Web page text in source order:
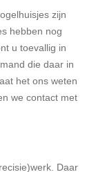
zijn
hebben nog
u toevallig in
die daar in
het ons weten
we contact met
Daar